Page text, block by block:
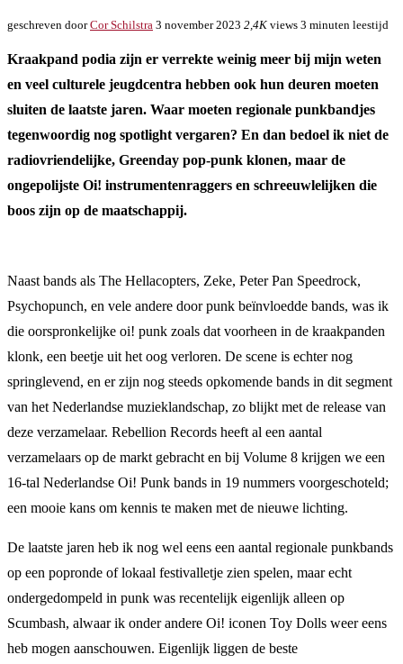
geschreven doorCor Schilstra 3 november 2023 2,4K views 3 minuten leestijd
Kraakpand podia zijn er verrekte weinig meer bij mijn weten
en veel culturele jeugdcentra hebben ook hun deuren moeten
sluiten de laatste jaren. Waar moeten regionale punkbandjes
tegenwoordig nog spotlight vergaren? En dan bedoel ik niet de
radiovriendelijke, Greenday pop-punk klonen, maar de
ongepolijste Oi! instrumentenraggers en schreeuwlelijken die
boos zijn op de maatschappij.
Naast bands als The Hellacopters, Zeke, Peter Pan Speedrock,
Psychopunch, en vele andere door punk beïnvloedde bands, was ik
die oorspronkelijke oi! punk zoals dat voorheen in de kraakpanden
klonk, een beetje uit het oog verloren. De scene is echter nog
springlevend, en er zijn nog steeds opkomende bands in dit segment
van het Nederlandse muzieklandschap, zo blijkt met de release van
deze verzamelaar. Rebellion Records heeft al een aantal
verzamelaars op de markt gebracht en bij Volume 8 krijgen we een
16-tal Nederlandse Oi! Punk bands in 19 nummers voorgeschoteld;
een mooie kans om kennis te maken met de nieuwe lichting.
De laatste jaren heb ik nog wel eens een aantal regionale punkbands
op een popronde of lokaal festivalletje zien spelen, maar echt
ondergedompeld in punk was recentelijk eigenlijk alleen op
Scumbash, alwaar ik onder andere Oi! iconen Toy Dolls weer eens
heb mogen aanschouwen. Eigenlijk liggen de beste